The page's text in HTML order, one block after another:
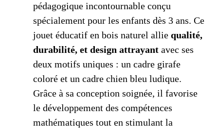
pédagogique incontournable conçu
spécialement pour les enfants dès 3 ans. Ce
jouet éducatif en bois naturel allie qualité,
durabilité, et design attrayant avec ses
deux motifs uniques : un cadre girafe
coloré et un cadre chien bleu ludique.
Grâce à sa conception soignée, il favorise
le développement des compétences
mathématiques tout en stimulant la